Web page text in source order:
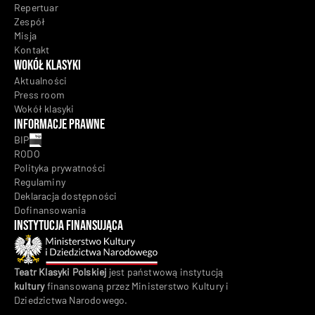
przedstawienia oferty.
2014 r. Prawo telekomunikacyjne.
Repertuar
Zespół
Misja
Kontakt
Wokół klasyki
Aktualności
Press room
Wokół klasyki
Informacje prawne
BIP
RODO
Polityka prywatności
Regulaminy
Deklaracja dostępności
Dofinansowania
Instytucja Finansująca
Teatr Klasyki Polskiej jest państwową instytucją
kulturyfinansowaną przez Ministerstwo Kultury i
Dziedzictwa Narodowego.